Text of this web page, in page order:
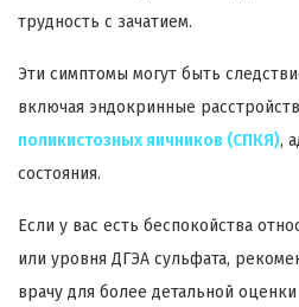
трудность с зачатием.
Эти симптомы могут быть
включая эндокринные
поликистозных яичников (СПКЯ),
состояния.
Если у вас есть беспокойства
или уровня ДГЭА сульфата,
врачу для более детальной